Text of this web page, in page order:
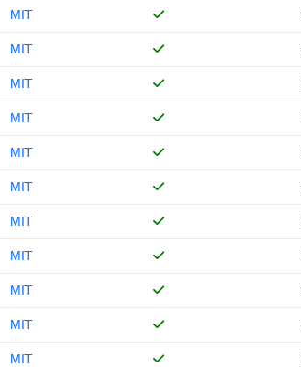
MIT
MIT
MIT
MIT
MIT
MIT
MIT
MIT
MIT
MIT
MIT